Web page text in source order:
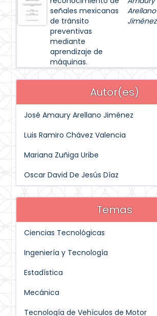
señales mexicanas
de tránsito
preventivas
mediante
aprendizaje de
máquinas.
Arellano
Jiménez
Autor(es)
José Amaury Arellano Jiménez
Luis Ramiro Chávez Valencia
Mariana Zuñiga Uribe
Oscar David De Jesús Díaz
Temas
Ciencias Tecnológicas
Ingeniería y Tecnología
Estadística
Mecánica
Tecnología de Vehículos de Motor